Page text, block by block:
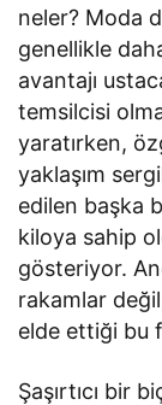
neler? Moda
genellikle
avantajı
temsilcisi
yaratırken,
yaklaşım
edilen başka
kiloya sahip
gösteriyor.
rakamlar
elde ettiği bu
Şaşırtıcı bir